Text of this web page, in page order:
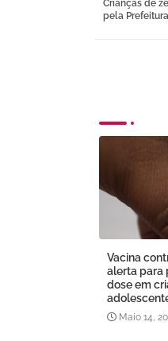
Crianças de
pela
Vacina
alerta para
dose em
Maio 14,